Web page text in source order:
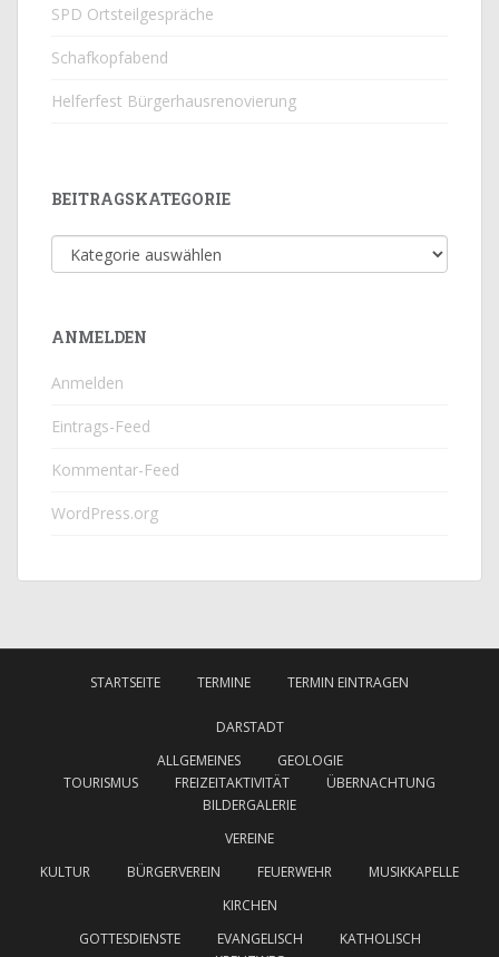
SPD Ortsteilgespräche
Schafkopfabend
Helferfest Bürgerhausrenovierung
BEITRAGSKATEGORIE
Beitragskategorie
ANMELDEN
Anmelden
Eintrags-Feed
Kommentar-Feed
WordPress.org
STARTSEITE TERMINE TERMIN EINTRAGEN
DARSTADT
ALLGEMEINES
GEOLOGIE
TOURISMUS
FREIZEITAKTIVITÄT
ÜBERNACHTUNG
BILDERGALERIE
VEREINE
KULTUR
BÜRGERVEREIN FEUERWEHR
MUSIKKAPELLE
KIRCHEN
GOTTESDIENSTE
EVANGELISCH
KATHOLISCH